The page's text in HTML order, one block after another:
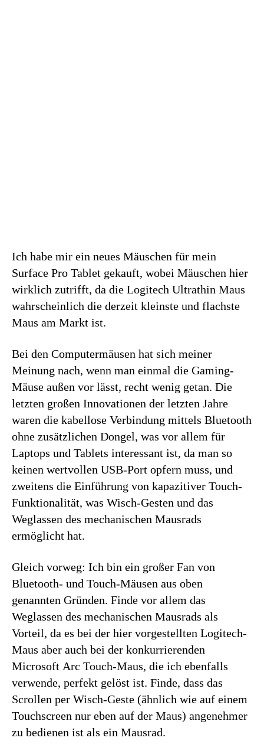
Ich habe mir ein neues Mäuschen für mein
Surface Pro Tablet gekauft, wobei Mäuschen hier
wirklich zutrifft, da die Logitech Ultrathin Maus
wahrscheinlich die derzeit kleinste und flachste
Maus am Markt ist.
Bei den Computermäusen hat sich meiner
Meinung nach, wenn man einmal die Gaming-
Mäuse außen vor lässt, recht wenig getan. Die
letzten großen Innovationen der letzten Jahre
waren die kabellose Verbindung mittels Bluetooth
ohne zusätzlichen Dongel, was vor allem für
Laptops und Tablets interessant ist, da man so
keinen wertvollen USB-Port opfern muss, und
zweitens die Einführung von kapazitiver Touch-
Funktionalität, was Wisch-Gesten und das
Weglassen des mechanischen Mausrads
ermöglicht hat.
Gleich vorweg: Ich bin ein großer Fan von
Bluetooth- und Touch-Mäusen aus oben
genannten Gründen. Finde vor allem das
Weglassen des mechanischen Mausrads als
Vorteil, da es bei der hier vorgestellten Logitech-
Maus aber auch bei der konkurrierenden
Microsoft Arc Touch-Maus, die ich ebenfalls
verwende, perfekt gelöst ist. Finde, dass das
Scrollen per Wisch-Geste (ähnlich wie auf einem
Touchscreen nur eben auf der Maus) angenehmer
zu bedienen ist als ein Mausrad.